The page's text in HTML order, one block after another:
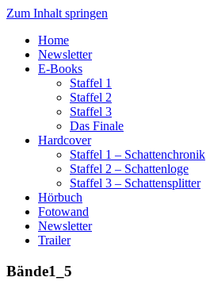
Zum Inhalt springen
Home
Newsletter
E-Books
Staffel 1
Staffel 2
Staffel 3
Das Finale
Hardcover
Staffel 1 – Schattenchronik
Staffel 2 – Schattenloge
Staffel 3 – Schattensplitter
Hörbuch
Fotowand
Newsletter
Trailer
Bände1_5